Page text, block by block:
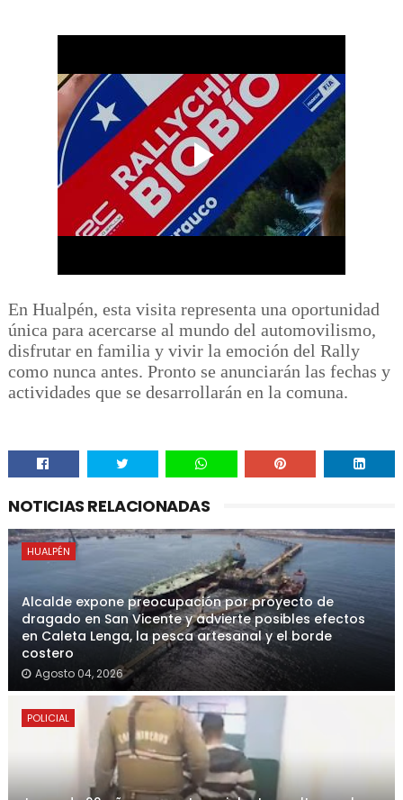
En Hualpén, esta visita representa una oportunidad
única para acercarse al mundo del automovilismo,
disfrutar en familia y vivir la emoción del Rally
como nunca antes. Pronto se anunciarán las fechas y
actividades que se desarrollarán en la comuna.
NOTICIAS RELACIONADAS
HUALPÉN
Alcalde expone preocupación por proyecto de
dragado en San Vicente y advierte posibles efectos
en Caleta Lenga, la pesca artesanal y el borde
costero
Agosto 04, 2026
POLICIAL